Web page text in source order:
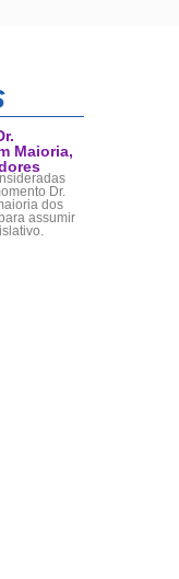
Maioria,
Dr.
dos
assumir